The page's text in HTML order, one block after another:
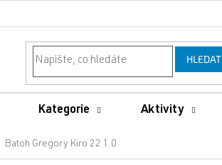
HLEDAT
Kategorie Aktivity
Batoh Gregory Kiro 22 1.0